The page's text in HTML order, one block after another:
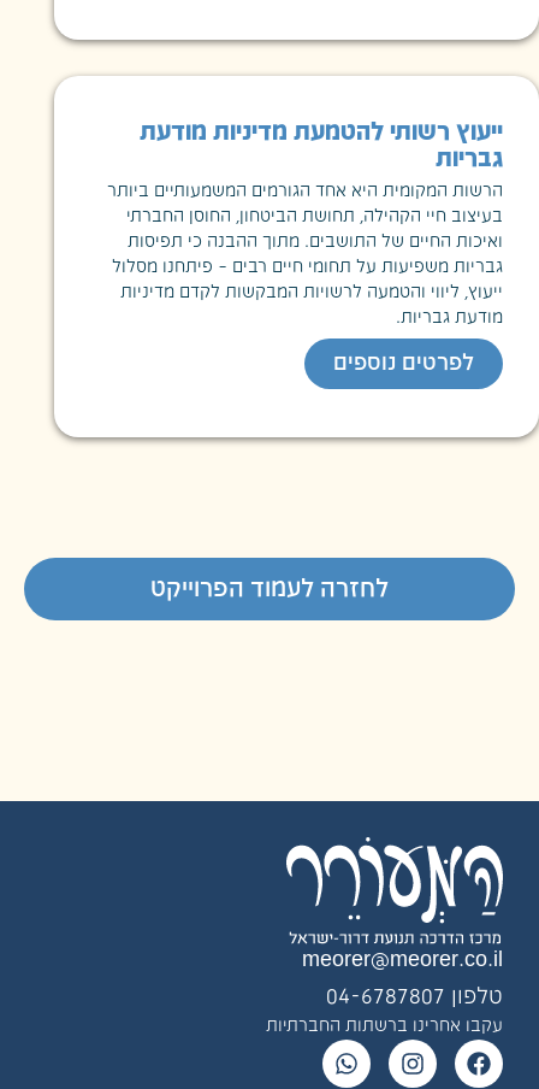
ייעוץ רשותי להטמעת מדיניות מודעת
גבריות
הרשות המקומית היא אחד הגורמים המשמעותיים ביותר
בעיצוב חיי הקהילה, תחושת הביטחון, החוסן החברתי
ואיכות החיים של התושבים. מתוך ההבנה כי תפיסות
גבריות משפיעות על תחומי חיים רבים – פיתחנו מסלול
ייעוץ, ליווי והטמעה לרשויות המבקשות לקדם מדיניות
מודעת גבריות.
לפרטים נוספים
לחזרה לעמוד הפרוייקט
meorer@meorer.co.il
טלפון 04-6787807
עקבו אחרינו ברשתות החברתיות